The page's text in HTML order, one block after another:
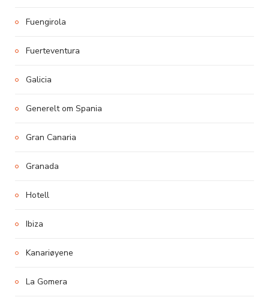
Fuengirola
Fuerteventura
Galicia
Generelt om Spania
Gran Canaria
Granada
Hotell
Ibiza
Kanariøyene
La Gomera